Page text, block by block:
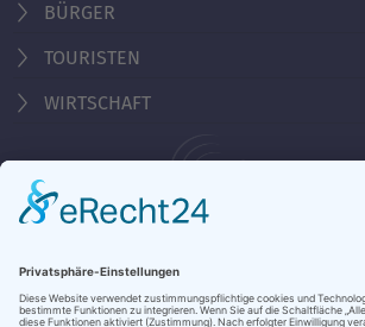
BÜRGER
TOURISTEN
WIRTSCHAFT
Behördennummer 115
KONTAKT
NOTRUFE & HOTLINES
JOBS